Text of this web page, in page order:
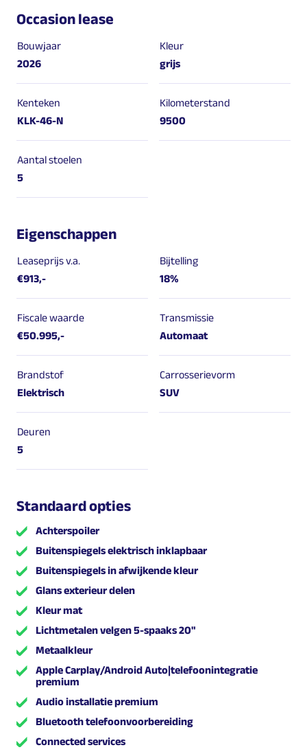
Occasion lease
Bouwjaar
2026
Kleur
grijs
Kenteken
KLK-46-N
Kilometerstand
9500
Aantal stoelen
5
Eigenschappen
Leaseprijs v.a.
€913,-
Bijtelling
18%
Fiscale waarde
€50.995,-
Transmissie
Automaat
Brandstof
Elektrisch
Carrosserievorm
SUV
Deuren
5
Standaard opties
Achterspoiler
Buitenspiegels elektrisch inklapbaar
Buitenspiegels in afwijkende kleur
Glans exterieur delen
Kleur mat
Lichtmetalen velgen 5-spaaks 20"
Metaalkleur
Apple Carplay/Android Auto|telefoonintegratie
premium
Audio installatie premium
Bluetooth telefoonvoorbereiding
Connected services